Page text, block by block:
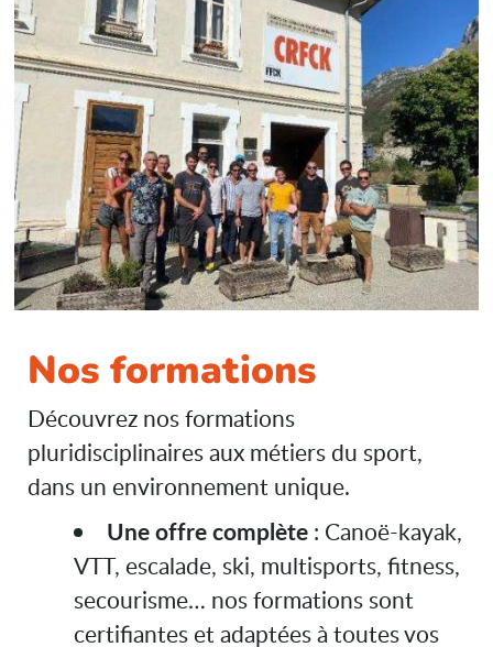
Nos formations
Découvrez nos formations
pluridisciplinaires aux métiers du sport,
dans un environnement unique.
Une offre complète : Canoë-kayak,
VTT, escalade, ski, multisports, fitness,
secourisme… nos formations sont
certifiantes et adaptées à toutes vos